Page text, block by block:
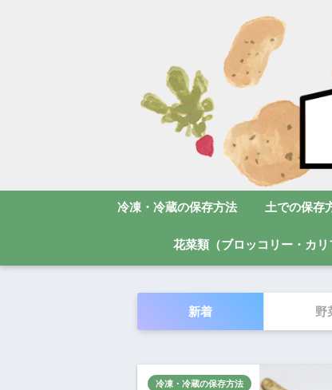
冷凍・冷蔵の保存方法 土での保存
花菜類（ブロッコリー・カリ
新着 野
冷凍・冷蔵の保存方法